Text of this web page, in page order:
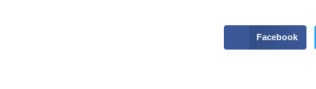
Facebook